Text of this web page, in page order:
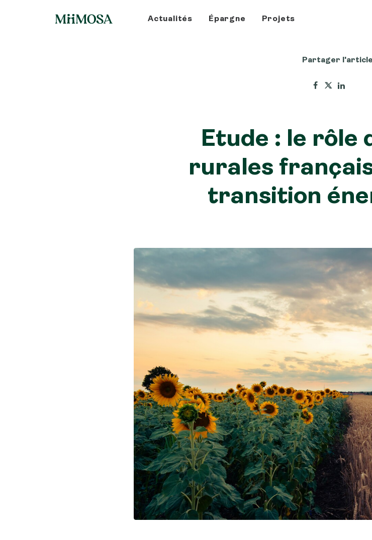
Actualités Épargne Projets
Partager l'article
Etude : le rôle
rurales
transition